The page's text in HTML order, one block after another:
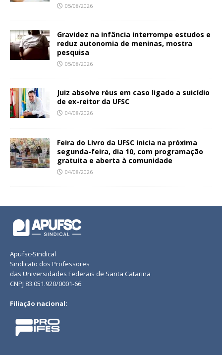
05/08/2026
Gravidez na infância interrompe estudos e
reduz autonomia de meninas, mostra
pesquisa
05/08/2026
Juiz absolve réus em caso ligado a suicídio
de ex-reitor da UFSC
04/08/2026
Feira do Livro da UFSC inicia na próxima
segunda-feira, dia 10, com programação
gratuita e aberta à comunidade
04/08/2026
Apufsc-Sindical
Sindicato dos Professores
das Universidades Federais de Santa Catarina
CNPJ 83.051.920/0001-66
Filiação nacional: